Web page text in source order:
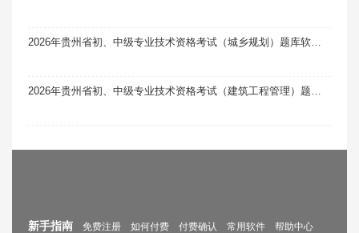
新手指南 免费注册 如何付费 付费确认 常用软件 帮助中心